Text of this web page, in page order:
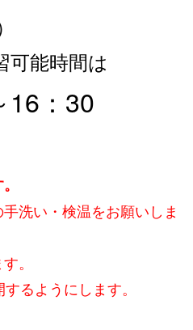
可能時間は
16：30
洗い・検温をお願いしま
。
るようにします。